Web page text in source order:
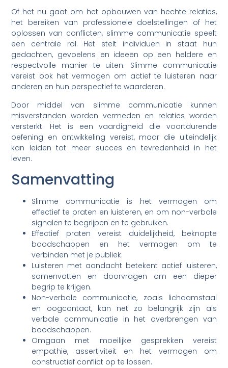
Of het nu gaat om het opbouwen van hechte relaties,
het bereiken van professionele doelstellingen of het
oplossen van conflicten, slimme communicatie speelt
een centrale rol. Het stelt individuen in staat hun
gedachten, gevoelens en ideeën op een heldere en
respectvolle manier te uiten. Slimme communicatie
vereist ook het vermogen om actief te luisteren naar
anderen en hun perspectief te waarderen.
Door middel van slimme communicatie kunnen
misverstanden worden vermeden en relaties worden
versterkt. Het is een vaardigheid die voortdurende
oefening en ontwikkeling vereist, maar die uiteindelijk
kan leiden tot meer succes en tevredenheid in het
leven.
Samenvatting
Slimme communicatie is het vermogen om
effectief te praten en luisteren, en om non-verbale
signalen te begrijpen en te gebruiken.
Effectief praten vereist duidelijkheid, beknopte
boodschappen en het vermogen om te
verbinden met je publiek.
Luisteren met aandacht betekent actief luisteren,
samenvatten en doorvragen om een dieper
begrip te krijgen.
Non-verbale communicatie, zoals lichaamstaal
en oogcontact, kan net zo belangrijk zijn als
verbale communicatie in het overbrengen van
boodschappen.
Omgaan met moeilijke gesprekken vereist
empathie, assertiviteit en het vermogen om
constructief conflict op te lossen.